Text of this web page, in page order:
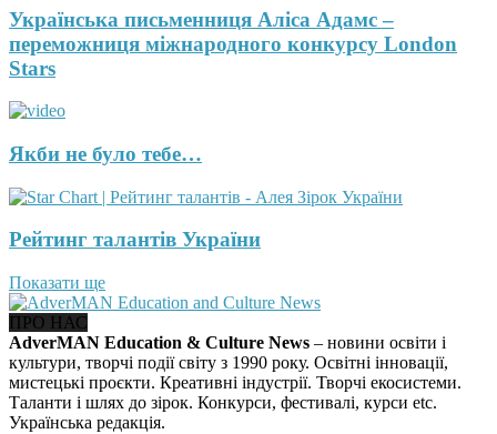
Українська письменниця Аліса Адамс –
переможниця міжнародного конкурсу London
Stars
Якби не було тебе…
Рейтинг талантів України
Показати ще
ПРО НАС
AdverMAN Education & Culture News – новини освіти і
культури, творчі події світу з 1990 року. Освітні інновації,
мистецькі проєкти. Креативні індустрії. Творчі екосистеми.
Таланти і шлях до зірок. Конкурси, фестивалі, курси etc.
Українська редакція.